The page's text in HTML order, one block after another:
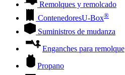
Remolques y remolcado
ContenedoresU-Box®
Suministros de mudanza
Enganches para remolque
Propano